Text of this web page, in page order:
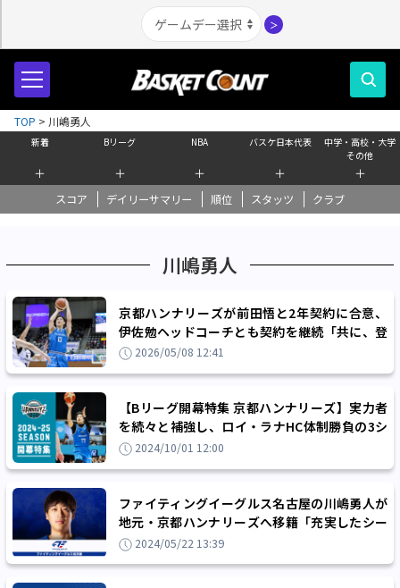
＞
新着
＋
Bリーグ
＋
NBA
＋
バスケ日本代表
＋
中学・高校・大学
その他
＋
スコア デイリーサマリー 順位 スタッツ クラブ
TOP > 川嶋勇人
川嶋勇人
京都ハンナリーズが前田悟と2年契約に合意、
伊佐勉ヘッドコーチとも契約を継続「共に、登
り、一歩ずつ進んでいけたら」
2026/05/08 12:41
【Bリーグ開幕特集 京都ハンナリーズ】実力者
を続々と補強し、ロイ・ラナHC体制勝負の3シ
ーズン目に挑む！
2024/10/01 12:00
ファイティングイーグルス名古屋の川嶋勇人が
地元・京都ハンナリーズへ移籍「充実したシー
ズンを過ごすことができました」
2024/05/22 13:39